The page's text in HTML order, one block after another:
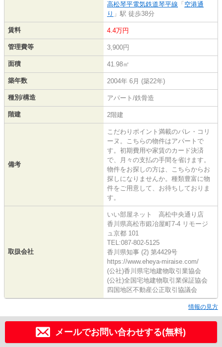
高松琴平電気鉄道琴平線 「 空港通
り 」駅 徒歩38分
賃料 4.4万円
管理費等 3,900円
面積 41.98㎡
築年数 2004年 6月 (築22年)
種別/構造 アパート/鉄骨造
階建 2階建
備考
こだわりポイント満載のパレ・コリ
ーヌ。こちらの物件はアパートで
す。初期費用や家賃のカード決済
で、月々の支払の手間を省けます。
物件をお探しの方は、こちらからお
探しになりませんか。種類豊富に物
件をご用意して、お待ちしておりま
す。
取扱会社
いい部屋ネット 高松中央通り店
香川県高松市鍛冶屋町7-4 リモージ
ュ京都 101
TEL:087-802-5125
香川県知事 (2) 第4429号
https://www.eheya-miraise.com/
(公社)香川県宅地建物取引業協会
(公社)全国宅地建物取引業保証協会
四国地区不動産公正取引協議会
情報の見方
メールでお問い合わせする(無料)